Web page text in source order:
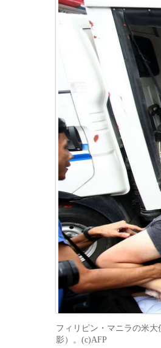
フィリピン・マニラの米
影）。(c)AFP